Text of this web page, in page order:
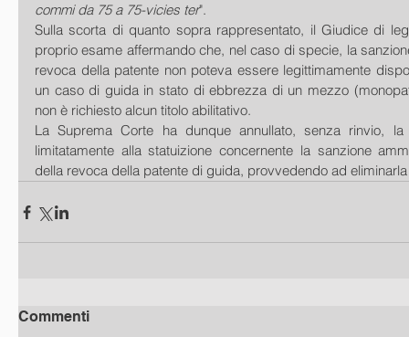
commi da 75 a 75-vicies ter".
Sulla scorta di quanto sopra rappresentato, il Giudice di
proprio esame affermando che, nel caso di specie, la
revoca della patente non poteva essere legittimamente
un caso di guida in stato di ebbrezza di un mezzo
non è richiesto alcun titolo abilitativo.
La Suprema Corte ha dunque annullato, senza rinvio, la
limitatamente alla statuizione concernente la sanzione
della revoca della patente di guida, provvedendo ad
Commenti